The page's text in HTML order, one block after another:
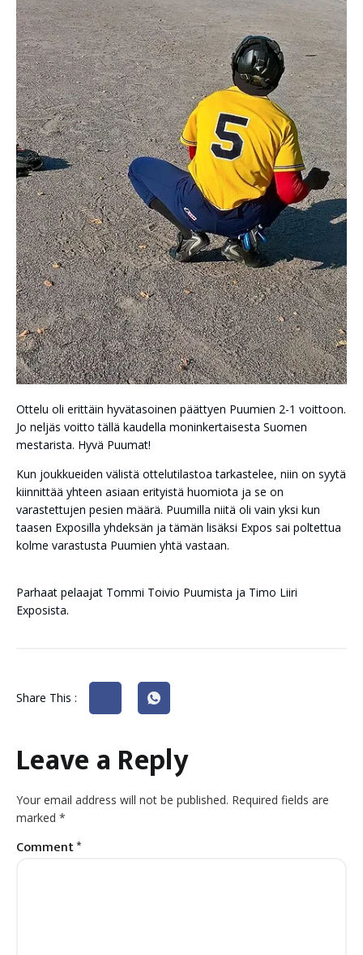
Ottelu oli erittäin hyvätasoinen päättyen Puumien 2-1 voittoon.
Jo neljäs voitto tällä kaudella moninkertaisesta Suomen
mestarista. Hyvä Puumat!
Kun joukkueiden välistä ottelutilastoa tarkastelee, niin on syytä
kiinnittää yhteen asiaan erityistä huomiota ja se on
varastettujen pesien määrä. Puumilla niitä oli vain yksi kun
taasen Exposilla yhdeksän ja tämän lisäksi Expos sai poltettua
kolme varastusta Puumien yhtä vastaan.
Parhaat pelaajat Tommi Toivio Puumista ja Timo Liiri
Exposista.
Share This :
Leave a Reply
Your email address will not be published. Required fields are
marked *
Comment*